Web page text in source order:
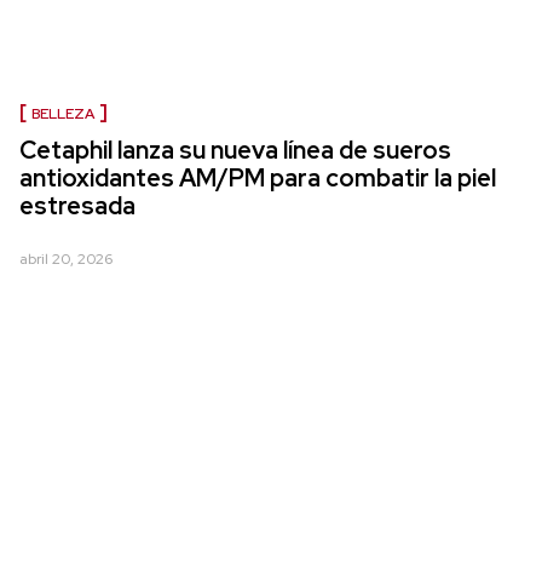
BELLEZA
Cetaphil lanza su nueva línea de sueros
antioxidantes AM/PM para combatir la piel
estresada
abril 20, 2026